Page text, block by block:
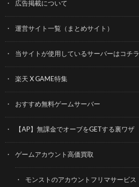
広告掲載について
運営サイト一覧（まとめサイト）
当サイトが使用しているサーバーはコチラ
楽天 X GAME特集
おすすめ無料ゲームサーバー
【AP】無課金でオーブをGETする裏ワザ
ゲームアカウント高価買取
モンストのアカウントフリマサービス